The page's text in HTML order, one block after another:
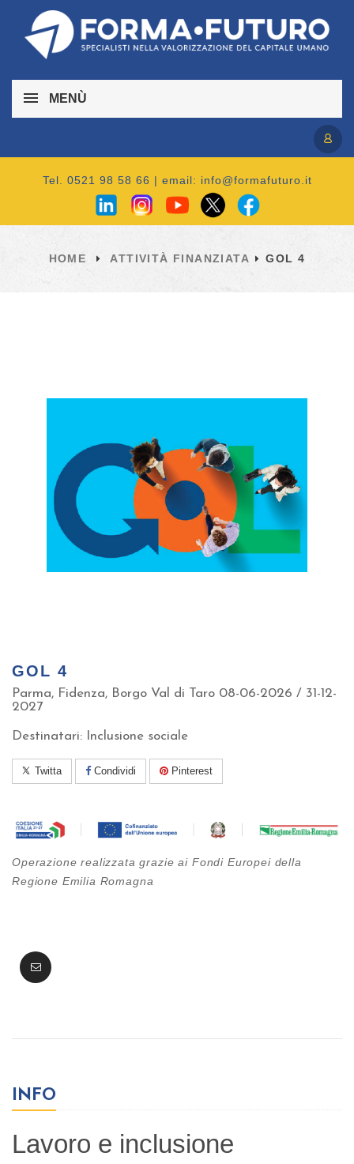
MENÙ
Tel. 0521 98 58 66 | email: info@formafuturo.it
HOME ATTIVITÀ FINANZIATA GOL 4
GOL 4
Parma, Fidenza, Borgo Val di Taro 08-06-2026 / 31-12-
2027
Destinatari: Inclusione sociale
Twitta Condividi Pinterest
Operazione realizzata grazie ai Fondi Europei della
Regione Emilia Romagna
INFO
Lavoro e inclusione